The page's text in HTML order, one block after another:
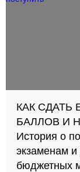
КАК СДАТЬ
БАЛЛОВ И
История о
экзаменам
бюджетных